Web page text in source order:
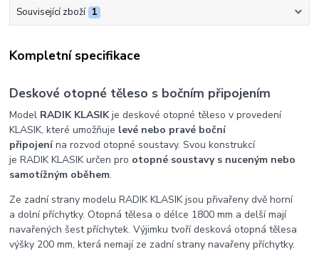
Související zboží 1
Kompletní specifikace
Deskové otopné těleso s bočním připojením
Model RADIK KLASIKje deskové otopné těleso v provedení
KLASIK, které umožňuje levé nebo pravé boční
připojenína rozvod otopné soustavy. Svou konstrukcí
je RADIK KLASIK určen pro otopné soustavy s nuceným nebo
samotížným oběhem.
Ze zadní strany modelu RADIK KLASIK jsou přivařeny dvě horní
a dolní příchytky. Otopná tělesa o délce 1800 mm a delší mají
navařených šest příchytek. Výjimku tvoří desková otopná tělesa
výšky 200 mm, která nemají ze zadní strany navařeny příchytky.